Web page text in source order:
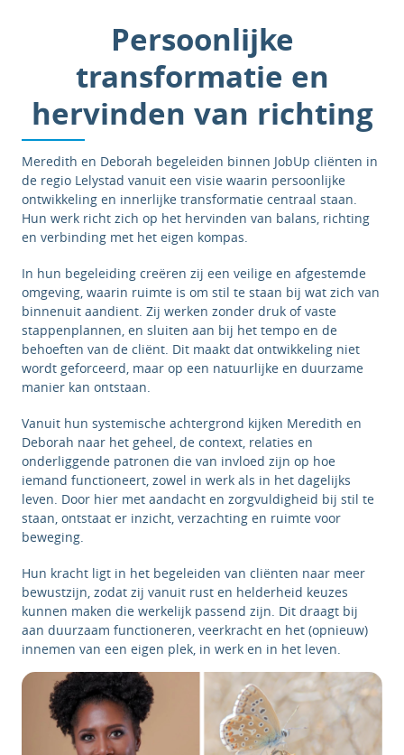
Persoonlijke
transformatie en
hervinden van richting
Meredith en Deborah begeleiden binnen JobUp cliënten in
de regio Lelystad vanuit een visie waarin persoonlijke
ontwikkeling en innerlijke transformatie centraal staan.
Hun werk richt zich op het hervinden van balans, richting
en verbinding met het eigen kompas.
In hun begeleiding creëren zij een veilige en afgestemde
omgeving, waarin ruimte is om stil te staan bij wat zich van
binnenuit aandient. Zij werken zonder druk of vaste
stappenplannen, en sluiten aan bij het tempo en de
behoeften van de cliënt. Dit maakt dat ontwikkeling niet
wordt geforceerd, maar op een natuurlijke en duurzame
manier kan ontstaan.
Vanuit hun systemische achtergrond kijken Meredith en
Deborah naar het geheel, de context, relaties en
onderliggende patronen die van invloed zijn op hoe
iemand functioneert, zowel in werk als in het dagelijks
leven. Door hier met aandacht en zorgvuldigheid bij stil te
staan, ontstaat er inzicht, verzachting en ruimte voor
beweging.
Hun kracht ligt in het begeleiden van cliënten naar meer
bewustzijn, zodat zij vanuit rust en helderheid keuzes
kunnen maken die werkelijk passend zijn. Dit draagt bij
aan duurzaam functioneren, veerkracht en het (opnieuw)
innemen van een eigen plek, in werk en in het leven.